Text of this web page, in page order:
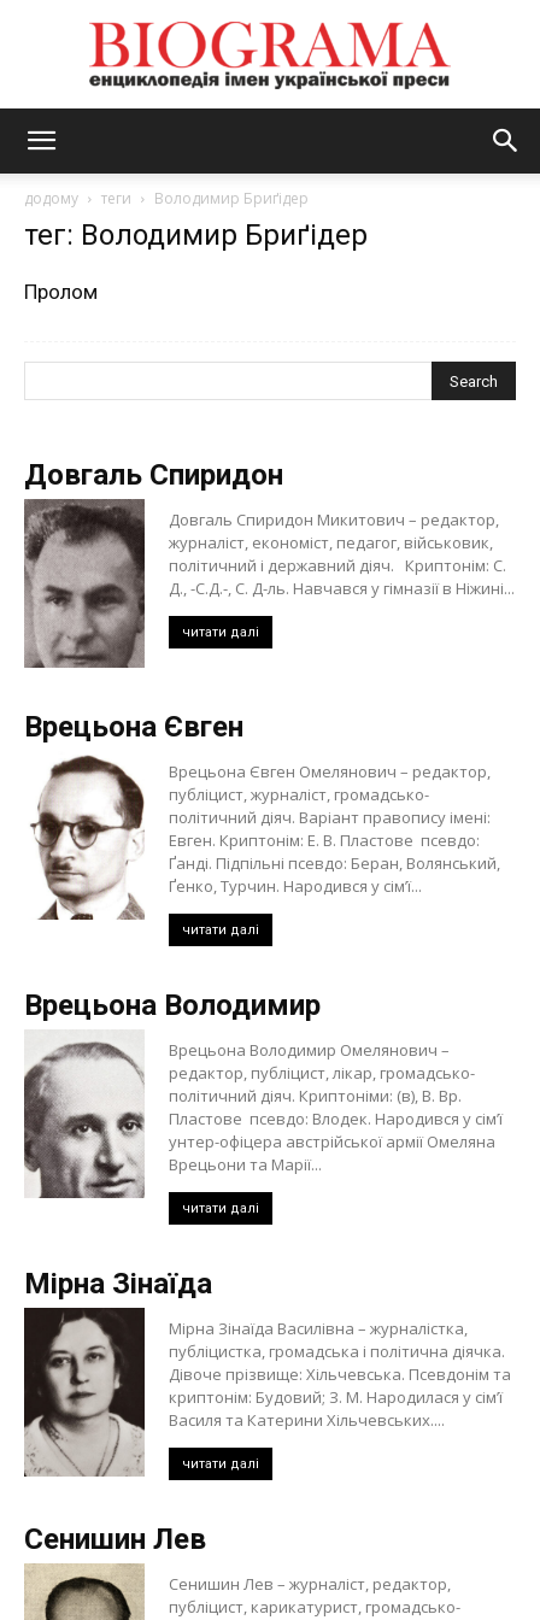
додому теги Володимир Бриґідер
тег: Володимир Бриґідер
Пролом
Довгаль Спиридон
Довгаль Спиридон Микитович – редактор,
журналіст, економіст, педагог, військовик,
політичний і державний діяч. Криптонім: С.
Д., -С.Д.-, С. Д-ль. Навчався у гімназії в Ніжині...
читати далі
Врецьона Євген
Врецьона Євген Омелянович – редактор,
публіцист, журналіст, громадсько-
політичний діяч. Варіант правопису імені:
Евген. Криптонім: Е. В. Пластове псевдо:
Ґанді. Підпільні псевдо: Беран, Волянський,
Ґенко, Турчин. Народився у сім’ї...
читати далі
Врецьона Володимир
Врецьона Володимир Омелянович –
редактор, публіцист, лікар, громадсько-
політичний діяч. Криптоніми: (в), В. Вр.
Пластове псевдо: Влодек. Народився у сім’ї
унтер-офіцера австрійської армії Омеляна
Врецьони та Марії...
читати далі
Мірна Зінаїда
Мірна Зінаїда Василівна – журналістка,
публіцистка, громадська і політична діячка.
Дівоче прізвище: Хільчевська. Псевдонім та
криптонім: Будовий; З. М. Народилася у сім’ї
Василя та Катерини Хільчевських....
читати далі
Сенишин Лев
Сенишин Лев – журналіст, редактор,
публіцист, карикатурист, громадсько-